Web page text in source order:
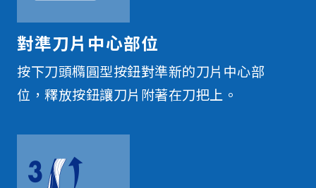
對準刀片中心部位
按下刀頭橢圓型按鈕對準新的刀片中心部
位，釋放按鈕讓刀片附著在刀把上。